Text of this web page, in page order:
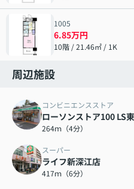
1005
6.85万円
10階 / 21.46㎡ / 1K
周辺施設
コンビニエンスストア
ローソンストア100 LS
264ｍ（4分）
スーパー
ライフ新深江店
417ｍ（6分）